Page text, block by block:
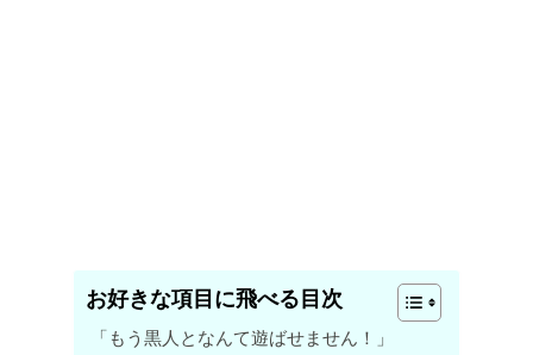
お好きな項目に飛べる目次
「もう黒人となんて遊ばせません！」